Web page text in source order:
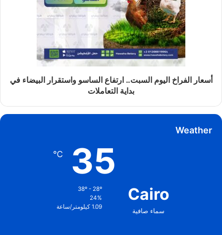
أسعار الفراخ اليوم السبت.. ارتفاع الساسو واستقرار البيضاء في
بداية التعاملات
Weather
Cairo
سماء صافية
35
℃
38º - 28º
24%
1.09 كيلومتر/ساعة